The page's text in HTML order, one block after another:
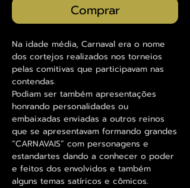
Comprar
Na idade média, Carnaval era o nome
dos cortejos realizados nos torneios
pelas comitivas que participavam nas
contendas.
Podiam ser também apresentações
honrando personalidades ou
embaixadas enviadas a outros reinos
que se apresentavam formando grandes
“CARNAVAIS” com personagens e
estandartes dando a conhecer o poder
e feitos dos envolvidos e também
alguns temas satíricos e cômicos.